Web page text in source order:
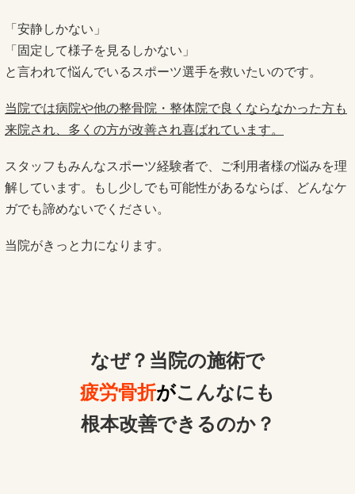
「安静しかない」
「固定して様子を見るしかない」
と言われて悩んでいるスポーツ選手を救いたいのです。
当院では病院や他の整骨院・整体院で良くならなかった方も
来院され、多くの方が改善され喜ばれています。
スタッフもみんなスポーツ経験者で、ご利用者様の悩みを理
解しています。もし少しでも可能性があるならば、どんなケ
ガでも諦めないでください。
当院がきっと力になります。
なぜ？当院の施術で
疲労骨折がこんなにも
根本改善できるのか？